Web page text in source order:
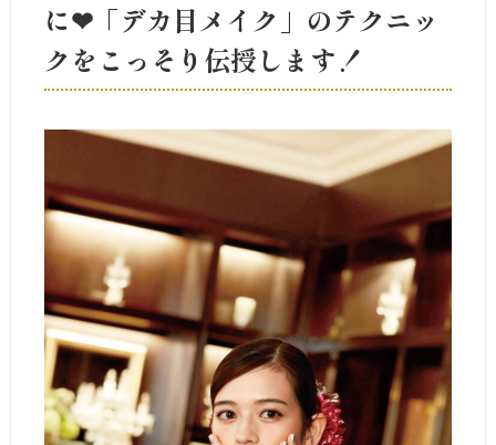
に❤︎「デカ目メイク」のテクニッ
クをこっそり伝授します！